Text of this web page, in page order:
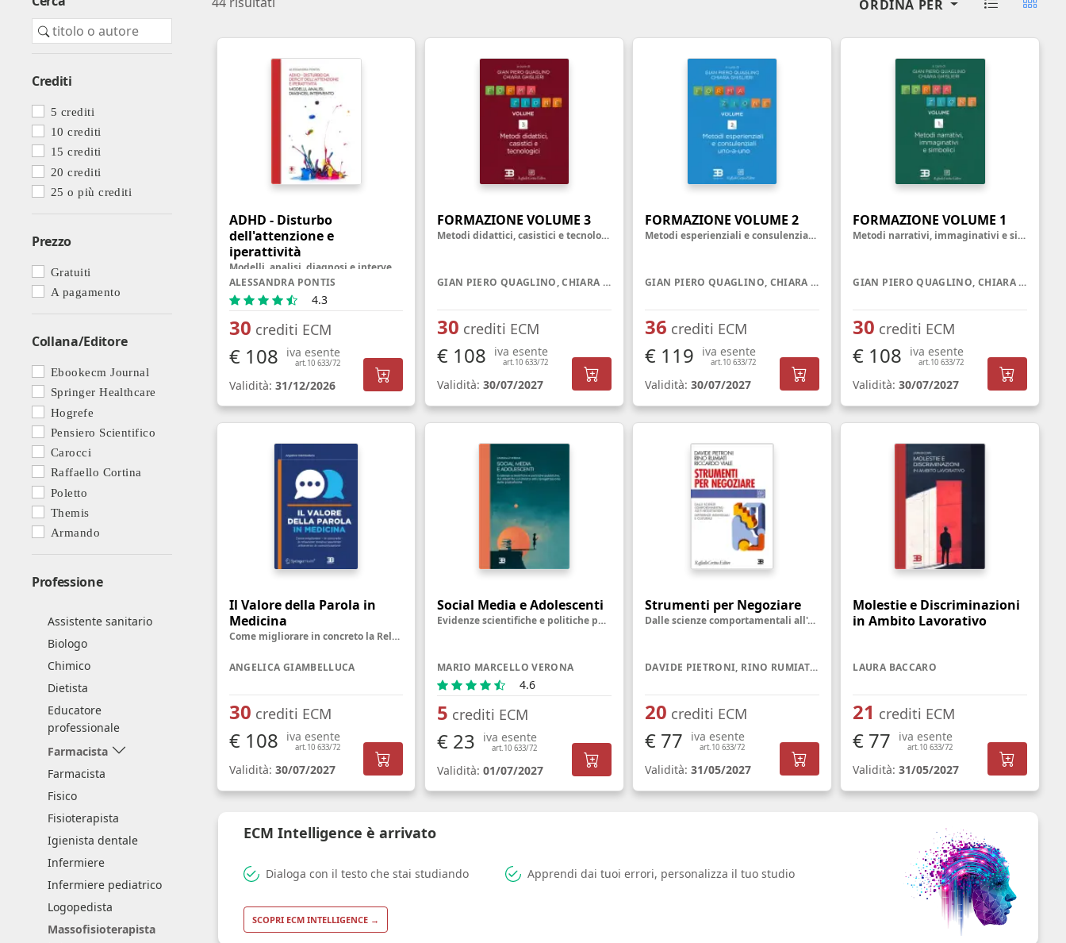
Farmacia ospedaliera
Farmacia territoriale
Tecnico di neurofisiopatologia
Terapista occupazionale
Veterinario - Igiene prod., trasf.,
commercial., conserv. e tras.
alimenti di origine animale e
Veterinario - sanità animale
Crediti
5 crediti
10 crediti
15 crediti
20 crediti
25 o più crediti
Prezzo
Gratuiti
A pagamento
Collana/Editore
Ebookecm Journal
Springer Healthcare
Hogrefe
Pensiero Scientifico
Carocci
Raffaello Cortina
Poletto
Themis
Armando
Professione
Assistente sanitario
Biologo
Chimico
Dietista
Educatore
professionale
Farmacista
Farmacista
Fisico
Fisioterapista
Igienista dentale
Infermiere
Infermiere pediatrico
Logopedista
Massofisioterapista
ORDINA PER
ADHD - Disturbo
dell'attenzione e
iperattività
Modelli, analisi, diagnosi e intervento
ALESSANDRA PONTIS
4.3
30 crediti ECM
€ 108 iva esente
art.10 633/72
Validità: 31/12/2026
FORMAZIONE VOLUME 3
Metodi didattici, casistici e tecnologici
GIAN PIERO QUAGLINO, CHIARA GHISLIERI
30 crediti ECM
€ 108 iva esente
art.10 633/72
Validità: 30/07/2027
FORMAZIONE VOLUME 2
Metodi esperienziali e consulenziali uno-a-uno
GIAN PIERO QUAGLINO, CHIARA GHISLIERI
36 crediti ECM
€ 119 iva esente
art.10 633/72
Validità:30/07/2027
FORMAZIONE VOLUME 1
Metodi narrativi, immaginativi e simbolici
GIAN PIERO QUAGLINO, CHIARA GHISLIERI
30 crediti ECM
€ 108 iva esente
art.10 633/72
Validità:30/07/2027
Il Valore della Parola in
Medicina
Come migliorare in concreto la Relazione medico-paziente attraverso la Comunicazione
ANGELICA GIAMBELLUCA
30 crediti ECM
€ 108 iva esente
art.10 633/72
Validità: 30/07/2027
Social Media e Adolescenti
Evidenze scientifiche e politiche pubbliche, dal dibattito sul divieto alla riprogettazione delle piattaforme
MARIO MARCELLO VERONA
4.6
5 crediti ECM
€ 23 iva esente
art.10 633/72
Validità: 01/07/2027
Strumenti per Negoziare
Dalle scienze comportamentali all'e-negotiation. Differenze individuali e culturali
DAVIDE PIETRONI, RINO RUMIATI, RICCARDO VIALE
20 crediti ECM
€ 77 iva esente
art.10 633/72
Validità:31/05/2027
Molestie e Discriminazioni
in Ambito Lavorativo
LAURA BACCARO
21 crediti ECM
€ 77 iva esente
art.10 633/72
Validità:31/05/2027
ECM Intelligence è arrivato
Dialoga con il testo che stai studiando Apprendi dai tuoi errori, personalizza il tuo studio
SCOPRI ECM INTELLIGENCE →